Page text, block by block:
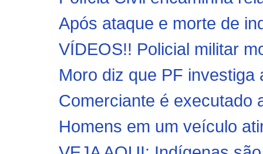
Após ataque e morte de
VÍDEOS!! Policial militar
Moro diz que PF
Comerciante é executado
Homens em um veículo